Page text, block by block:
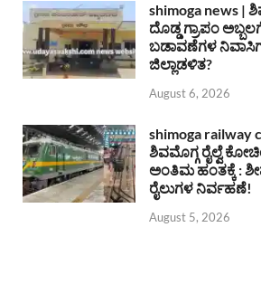
shimoga news |
ದೊಡ್ಡ ಗ್ರಾಪಂ
ಬಡಾವಣೆಗಳ
ಜಿಲ್ಲಾಡಳಿತ?
August 6, 2026
shimoga railway
ಶಿವಮೊಗ್ಗ ರೈಲ್ವೆ
ಅಂತಿಮ ಹಂತಕ್ಕೆ :
ರೈಲುಗಳ ನಿರ್ವಹಣೆ!
August 5, 2026